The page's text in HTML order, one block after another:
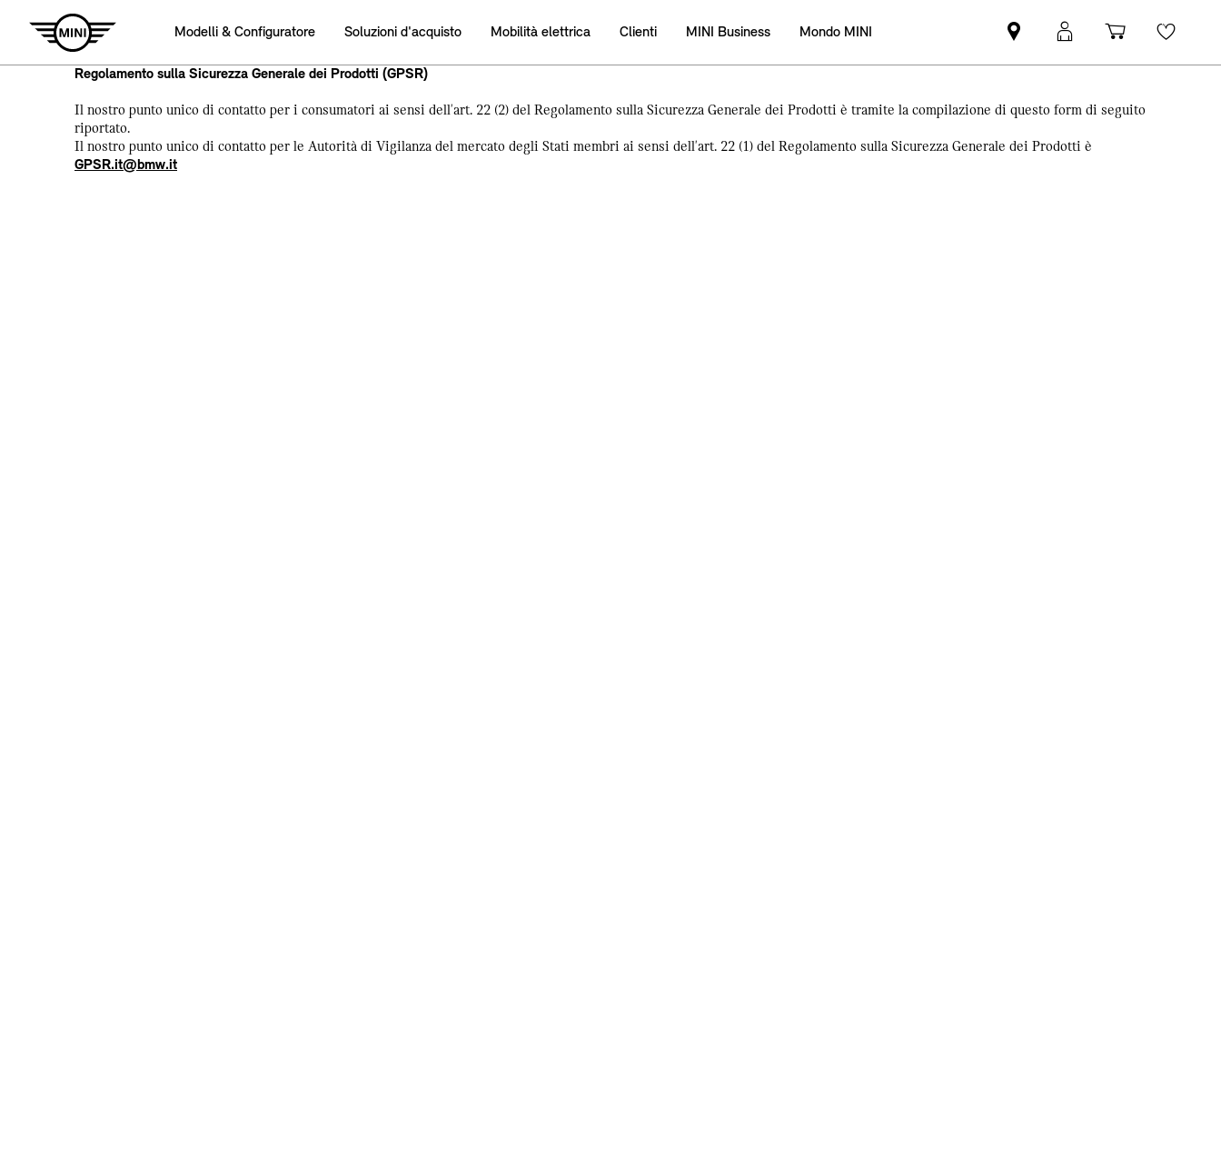
Modelli & Configuratore Soluzioni d'acquisto Mobilità elettrica Clienti MINI Business Mondo MINI
Trova
il
MINI
Login
MyMINI
Carrello
Regolamento sulla Sicurezza Generale dei Prodotti (GPSR)
Il nostro punto unico di contatto per i consumatori ai sensi dell'art. 22 (2) del Regolamento sulla Sicurezza Generale dei Prodotti è tramite la compilazione di questo form di seguito
riportato.
Il nostro punto unico di contatto per le Autorità di Vigilanza del mercato degli Stati membri ai sensi dell'art. 22 (1) del Regolamento sulla Sicurezza Generale dei Prodotti è
GPSR.it@bmw.it